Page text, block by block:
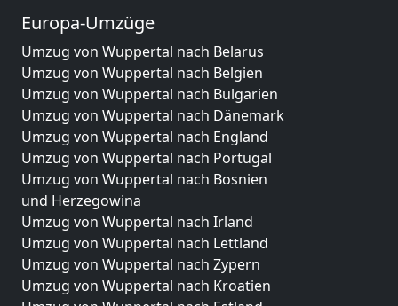
Europa-Umzüge
Umzug von Wuppertal nach Belarus
Umzug von Wuppertal nach Belgien
Umzug von Wuppertal nach Bulgarien
Umzug von Wuppertal nach Dänemark
Umzug von Wuppertal nach England
Umzug von Wuppertal nach Portugal
Umzug von Wuppertal nach Bosnien
und Herzegowina
Umzug von Wuppertal nach Irland
Umzug von Wuppertal nach Lettland
Umzug von Wuppertal nach Zypern
Umzug von Wuppertal nach Kroatien